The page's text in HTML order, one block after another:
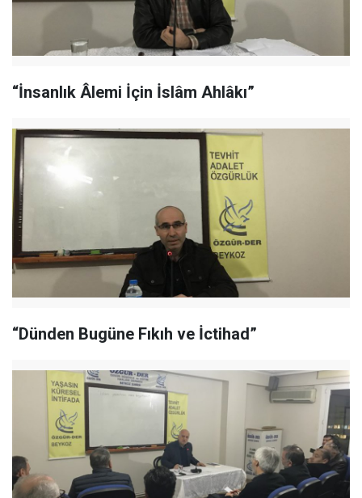
“İnsanlık Âlemi İçin İslâm Ahlâkı”
“Dünden Bugüne Fıkıh ve İctihad”